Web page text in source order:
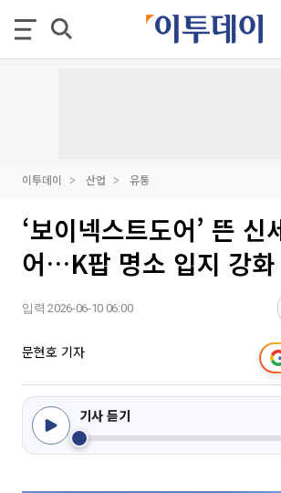
이투데이 산업 유통
‘보이넥스트도어’ 뜬 신
어…K팝 명소 입지 강화
입력 2026-06-10 06:00
문현호 기자
기사 듣기